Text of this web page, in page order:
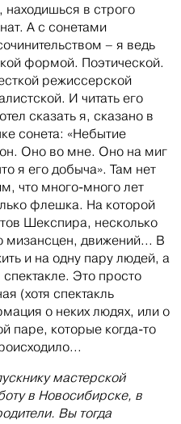
находишься в строго
А с сонетами
– я ведь
формой. Поэтической.
режиссерской
И читать его
сказать я, сказано в
сонета: «Небытие
Оно во мне. Оно на миг
я его добыча». Там нет
что много-много лет
флешка. На которой
Шекспира, несколько
мизансцен, движений... В
и на одну пару людей, а
Это просто
(хотя спектакль
о неких людях, или о
паре, которые когда-то
мастерской
в Новосибирске, в
Вы тогда